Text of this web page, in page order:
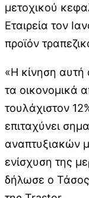
μετοχικού
Εταιρεία τον
προϊόν
«Η κίνηση αυτή
τα οικονομικά
τουλάχιστον
επιταχύνει
αναπτυξιακών
ενίσχυση της
δήλωσε ο